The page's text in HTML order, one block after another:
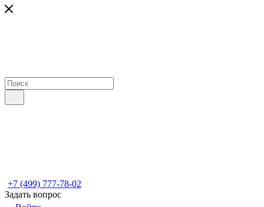
+7 (499) 777-78-02
Задать вопрос